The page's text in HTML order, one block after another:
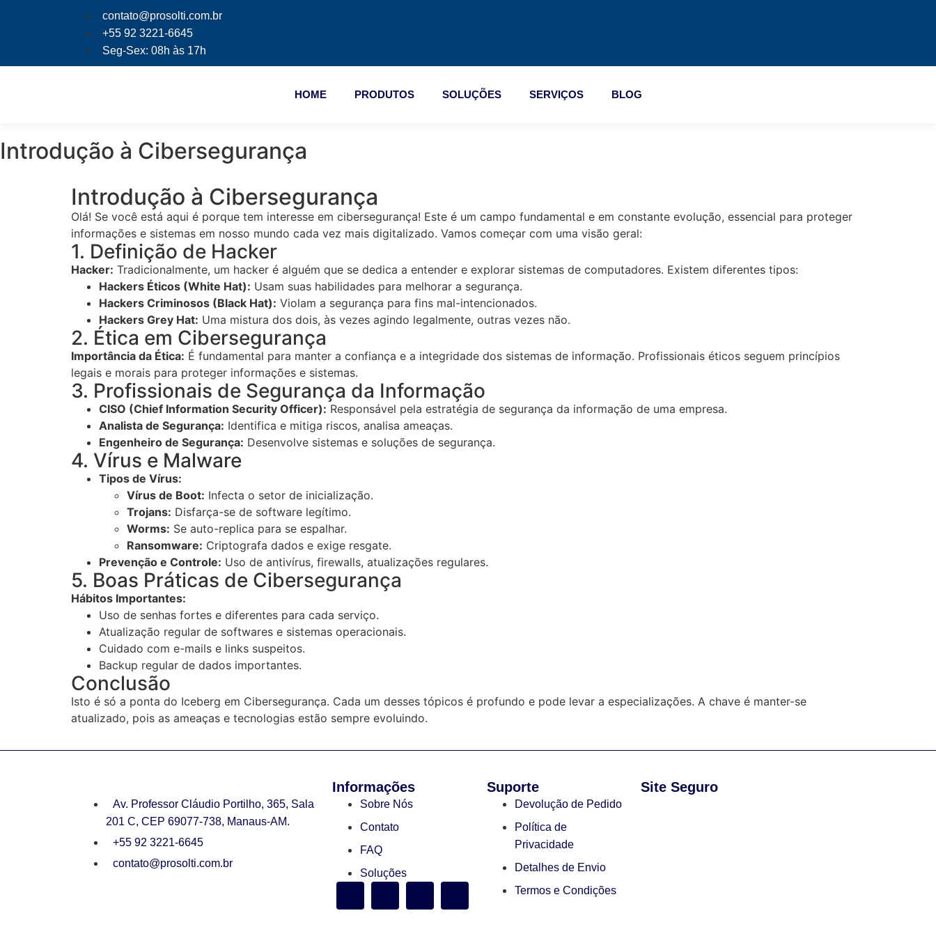
contato@prosolti.com.br
+55 92 3221-6645
Seg-Sex: 08h às 17h
HOME PRODUTOS SOLUÇÕES SERVIÇOS BLOG
Introdução à Cibersegurança
Introdução à Cibersegurança
Olá! Se você está aqui é porque tem interesse em cibersegurança! Este é um campo fundamental e em constante evolução, essencial para proteger
informações e sistemas em nosso mundo cada vez mais digitalizado. Vamos começar com uma visão geral:
1. Definição de Hacker
Hacker: Tradicionalmente, um hacker é alguém que se dedica a entender e explorar sistemas de computadores. Existem diferentes tipos:
Hackers Éticos (White Hat): Usam suas habilidades para melhorar a segurança.
Hackers Criminosos (Black Hat): Violam a segurança para fins mal-intencionados.
Hackers Grey Hat: Uma mistura dos dois, às vezes agindo legalmente, outras vezes não.
2. Ética em Cibersegurança
Importância da Ética: É fundamental para manter a confiança e a integridade dos sistemas de informação. Profissionais éticos seguem princípios
legais e morais para proteger informações e sistemas.
3. Profissionais de Segurança da Informação
CISO (Chief Information Security Officer): Responsável pela estratégia de segurança da informação de uma empresa.
Analista de Segurança: Identifica e mitiga riscos, analisa ameaças.
Engenheiro de Segurança: Desenvolve sistemas e soluções de segurança.
4. Vírus e Malware
Tipos de Vírus:
Vírus de Boot: Infecta o setor de inicialização.
Trojans: Disfarça-se de software legítimo.
Worms: Se auto-replica para se espalhar.
Ransomware: Criptografa dados e exige resgate.
Prevenção e Controle: Uso de antivírus, firewalls, atualizações regulares.
5. Boas Práticas de Cibersegurança
Hábitos Importantes:
Uso de senhas fortes e diferentes para cada serviço.
Atualização regular de softwares e sistemas operacionais.
Cuidado com e-mails e links suspeitos.
Backup regular de dados importantes.
Conclusão
Isto é só a ponta do Iceberg em Cibersegurança. Cada um desses tópicos é profundo e pode levar a especializações. A chave é manter-se
atualizado, pois as ameaças e tecnologias estão sempre evoluindo.
Av. Professor Cláudio Portilho, 365, Sala
201 C, CEP 69077-738, Manaus-AM.
+55 92 3221-6645
contato@prosolti.com.br
Informações
Sobre Nós
Contato
FAQ
Soluções
Suporte
Devolução de Pedido
Política de
Privacidade
Detalhes de Envio
Termos e Condições
Site Seguro